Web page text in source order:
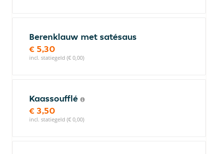
Berenklauw met satésaus
€ 5,30
incl. statiegeld (€ 0,00)
Kaassoufflé
€ 3,50
incl. statiegeld (€ 0,00)